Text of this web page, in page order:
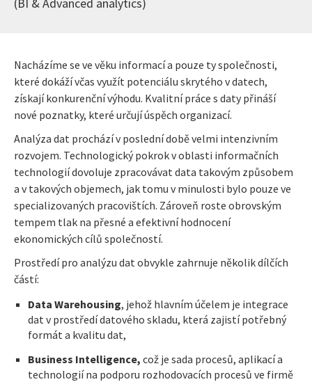
Nacházíme se ve věku informací a pouze ty společnosti,
které dokáží včas využít potenciálu skrytého v datech,
získají konkurenční výhodu. Kvalitní práce s daty přináší
nové poznatky, které určují úspěch organizací.
Analýza dat prochází v poslední době velmi intenzivním
rozvojem. Technologický pokrok v oblasti informačních
technologií dovoluje zpracovávat data takovým způsobem
a v takových objemech, jak tomu v minulosti bylo pouze ve
specializovaných pracovištích. Zároveň roste obrovským
tempem tlak na přesné a efektivní hodnocení
ekonomických cílů společností.
Prostředí pro analýzu dat obvykle zahrnuje několik dílčích
částí:
Data Warehousing, jehož hlavním účelem je integrace
dat v prostředí datového skladu, která zajistí potřebný
formát a kvalitu dat,
Business Intelligence, což je sada procesů, aplikací a
technologií na podporu rozhodovacích procesů ve firmě